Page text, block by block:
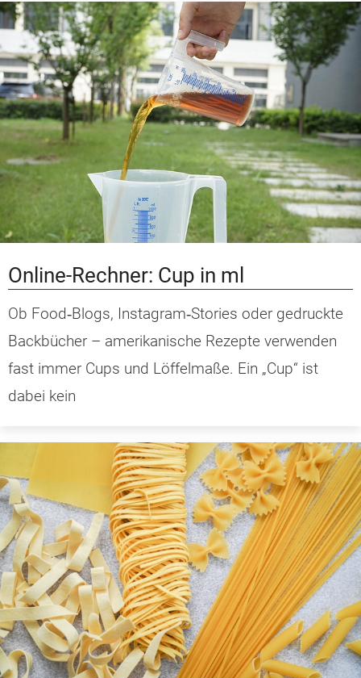
Online-Rechner: Cup in ml
Ob Food‑Blogs, Instagram‑Stories oder gedruckte
Backbücher – amerikanische Rezepte verwenden
fast immer Cups und Löffelmaße. Ein „Cup“ ist
dabei kein